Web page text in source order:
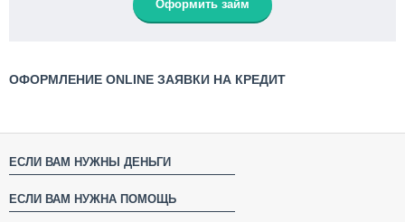
Оформить займ
ОФОРМЛЕНИЕ ONLINE ЗАЯВКИ НА КРЕДИТ
ЕСЛИ ВАМ НУЖНЫ ДЕНЬГИ
ЕСЛИ ВАМ НУЖНА ПОМОЩЬ